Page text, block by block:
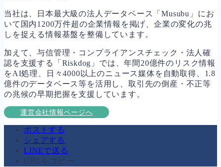
当社は、日本最大級の法人データベース「Musubu」にお
いて国内1200万件超の企業情報を掲げ、企業の変化の兆
しを捉える情報基盤を整備しています。
加えて、与信管理・コンプライアンスチェック・法人確
認を支援する「Riskdog」では、年間20億件のリスク情報
をAI処理、日々4000以上のニュース媒体を自動取得、1.8
億件のデータベース等を活用し、取引先の倒産・不正等
の兆候の早期把握を支援しています。
運営会社情報ページへ
ポストする
シェアする
LINEで送る
URLをコピー